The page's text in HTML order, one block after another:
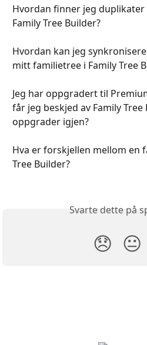
Hvordan finner jeg
Family Tree Builder?
Hvordan kan jeg
mitt familietree i Family Tree
Jeg har oppgradert til
får jeg beskjed av Family Tree
oppgrader igjen?
Hva er forskjellen mellom en
Tree Builder?
Svarte dette på
😞 😐